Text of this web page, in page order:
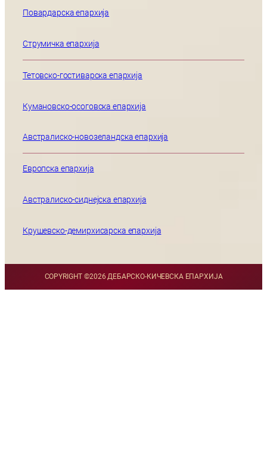
Повардарска епархија
Струмичка епархија
Тетовско-гостиварска епархија
Кумановско-осоговска епархија
Австралиско-новозеландска епархија
Европска епархија
Австралиско-сиднејска епархија
Крушевско-демирхисарска епархија
COPYRIGHT ©2026 ДЕБАРСКО-КИЧЕВСКА ЕПАРХИЈА